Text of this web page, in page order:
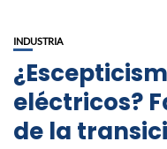
INDUSTRIA
eléctricos?
de la